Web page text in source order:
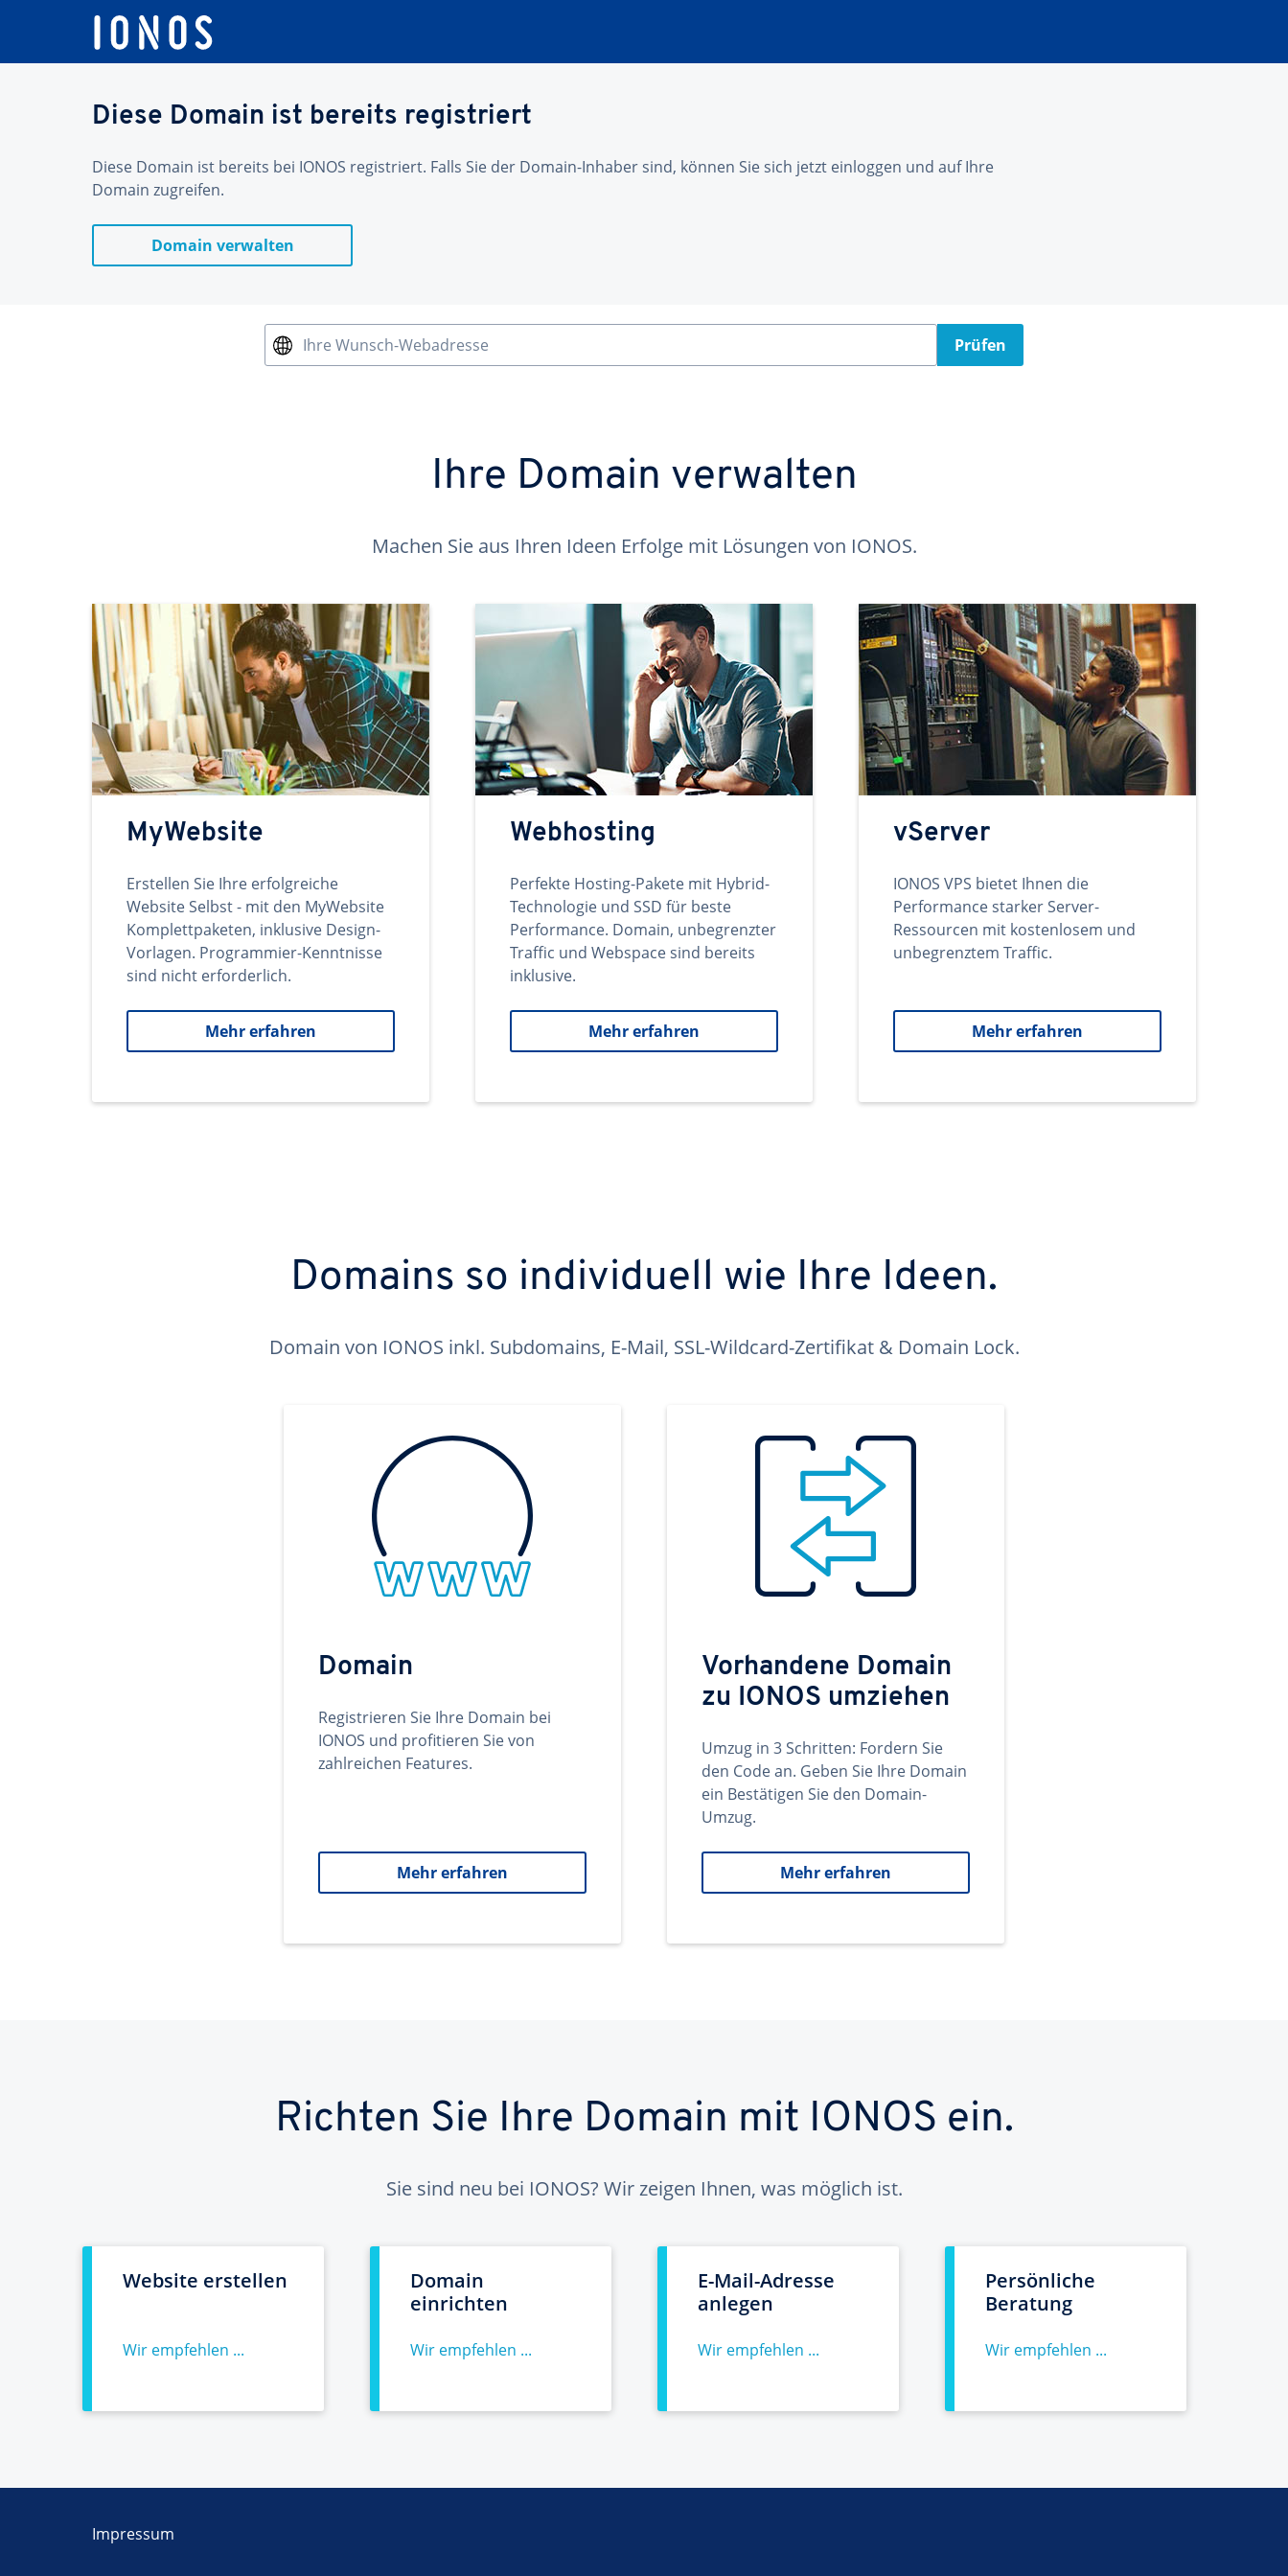
Diese Domain ist bereits registriert
Diese Domain ist bereits bei IONOS registriert. Falls Sie der Domain-Inhaber sind, können Sie sich jetzt einloggen und auf Ihre
Domain zugreifen.
Domain verwalten
Ihre Wunsch-Webadresse Prüfen
Ihre Domain verwalten
Machen Sie aus Ihren Ideen Erfolge mit Lösungen von IONOS.
MyWebsite
Erstellen Sie Ihre erfolgreiche
Website Selbst - mit den MyWebsite
Komplettpaketen, inklusive Design-
Vorlagen. Programmier-Kenntnisse
sind nicht erforderlich.
Mehr erfahren
Webhosting
Perfekte Hosting-Pakete mit Hybrid-
Technologie und SSD für beste
Performance. Domain, unbegrenzter
Traffic und Webspace sind bereits
inklusive.
Mehr erfahren
vServer
IONOS VPS bietet Ihnen die
Performance starker Server-
Ressourcen mit kostenlosem und
unbegrenztem Traffic.
Mehr erfahren
Domains so individuell wie Ihre Ideen.
Domain von IONOS inkl. Subdomains, E-Mail, SSL-Wildcard-Zertifikat & Domain Lock.
Domain
Registrieren Sie Ihre Domain bei
IONOS und profitieren Sie von
zahlreichen Features.
Mehr erfahren
Vorhandene Domain
zu IONOS umziehen
Umzug in 3 Schritten: Fordern Sie
den Code an. Geben Sie Ihre Domain
ein Bestätigen Sie den Domain-
Umzug.
Mehr erfahren
Richten Sie Ihre Domain mit IONOS ein.
Sie sind neu bei IONOS? Wir zeigen Ihnen, was möglich ist.
Website erstellen
Wir empfehlen ...
Domain
einrichten
Wir empfehlen ...
E-Mail-Adresse
anlegen
Wir empfehlen ...
Persönliche
Beratung
Wir empfehlen ...
Impressum